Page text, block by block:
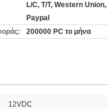
L/C, T/T, Western Union,
Paypal
200000 PC το μήνα
12VDC